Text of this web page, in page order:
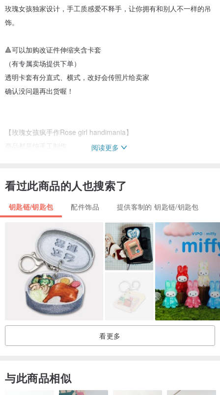
玫瑰女孩独家设计，手工质感爱不释手，让你拥有和别人不一样的吊
饰。
🔺可以加购改证件伸缩夹含卡套
（有专属卖场提供下单）
透明卡套有分直式、横式，改好会传照片给卖家
确认没问题再出货喔！
【玫瑰女孩疯手作Rose girl handimania】
商品都是纯手工制作
每个作品都是我一点一滴细心照料诞生
【商品规格】
材质：澳洲羊毛毡、皮绳、钥匙圈
尺寸：约长8cm x 宽3cm x 高6cm
⚠️满千送香氛精油（加购价+80）
Yveaton德国水溶性香氛精油10ml为德盟认证精油，台湾总代理
无毒无害高浓度水溶性精油，可使用在香薰蜡烛、空气净化机、扩香
阅读更多
看过此商品的人也搜索了
钥匙链/钥匙包 配件饰品 提供客制的 钥匙链/钥匙包
看更多
与此商品相似